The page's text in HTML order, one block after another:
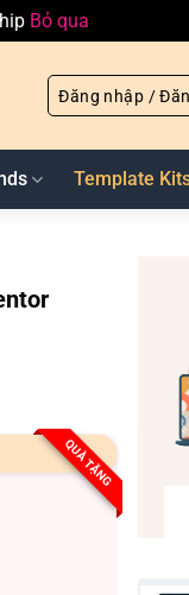
Bỏ qua
Đăng nhập /
Template
QUÀ TẶNG